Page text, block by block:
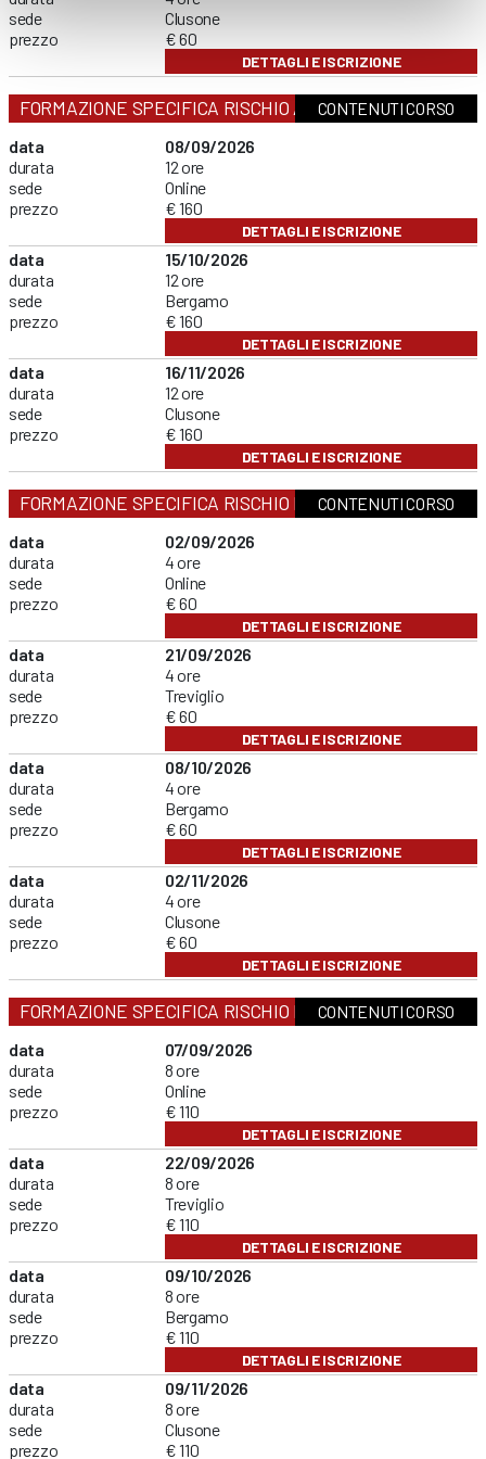
sede
prezzo
Clusone
€ 60
DETTAGLI E ISCRIZIONE
FORMAZIONE SPECIFICA RISCHIO ALTOCONTENUTI CORSO
data
durata
sede
prezzo
08/09/2026
12 ore
Online
€ 160
DETTAGLI E ISCRIZIONE
data
durata
sede
prezzo
15/10/2026
12 ore
Bergamo
€ 160
DETTAGLI E ISCRIZIONE
data
durata
sede
prezzo
16/11/2026
12 ore
Clusone
€ 160
DETTAGLI E ISCRIZIONE
FORMAZIONE SPECIFICA RISCHIO BASSOCONTENUTI CORSO
data
durata
sede
prezzo
02/09/2026
4 ore
Online
€ 60
DETTAGLI E ISCRIZIONE
data
durata
sede
prezzo
21/09/2026
4 ore
Treviglio
€ 60
DETTAGLI E ISCRIZIONE
data
durata
sede
prezzo
08/10/2026
4 ore
Bergamo
€ 60
DETTAGLI E ISCRIZIONE
data
durata
sede
prezzo
02/11/2026
4 ore
Clusone
€ 60
DETTAGLI E ISCRIZIONE
FORMAZIONE SPECIFICA RISCHIO MEDIOCONTENUTI CORSO
data
durata
sede
prezzo
07/09/2026
8 ore
Online
€ 110
DETTAGLI E ISCRIZIONE
data
durata
sede
prezzo
22/09/2026
8 ore
Treviglio
€ 110
DETTAGLI E ISCRIZIONE
data
durata
sede
prezzo
09/10/2026
8 ore
Bergamo
€ 110
DETTAGLI E ISCRIZIONE
data
durata
sede
prezzo
09/11/2026
8 ore
Clusone
€ 110